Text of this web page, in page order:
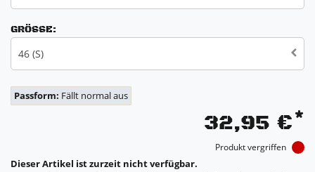
GRÖSSE:
46 (S)
Passform: Fällt normal aus
32,95 €*
Produkt vergriffen
Dieser Artikel ist zurzeit nicht verfügbar.